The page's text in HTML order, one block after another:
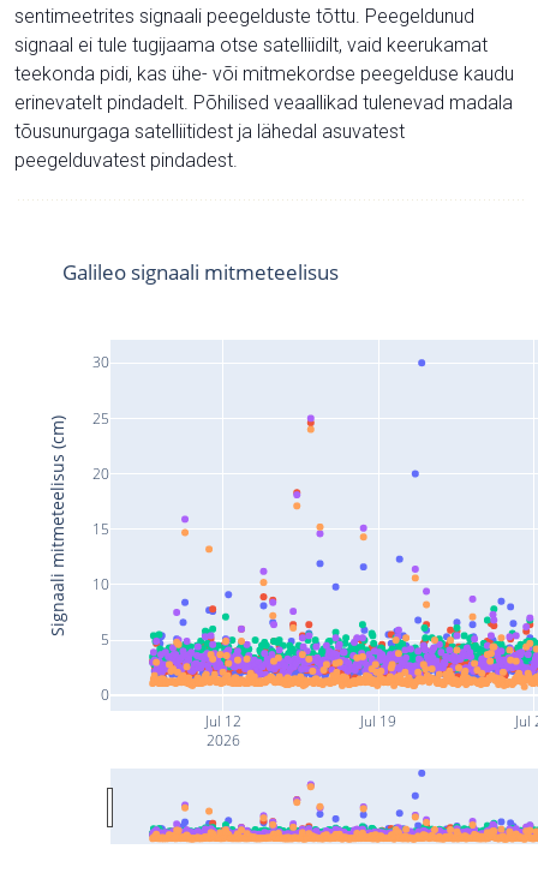
sentimeetrites signaali peegelduste tõttu. Peegeldunud
signaal ei tule tugijaama otse satelliidilt, vaid keerukamat
teekonda pidi, kas ühe- või mitmekordse peegelduse kaudu
erinevatelt pindadelt. Põhilised veaallikad tulenevad madala
tõusunurgaga satelliitidest ja lähedal asuvatest
peegelduvatest pindadest.
Jul 12
2026
Jul 19 Jul
0
5
10
15
20
25
30
Galileo signaali mitmeteelisus
Signaali mitmeteelisus (cm)